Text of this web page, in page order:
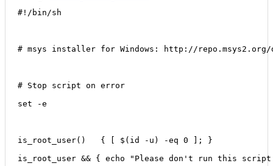
#!/bin/sh
# msys installer for Windows: http://repo.msys2.org/
# Stop script on error
set -e
is_root_user()   { [ $(id -u) -eq 0 ]; }
is_root_user && { echo "Please don't run this